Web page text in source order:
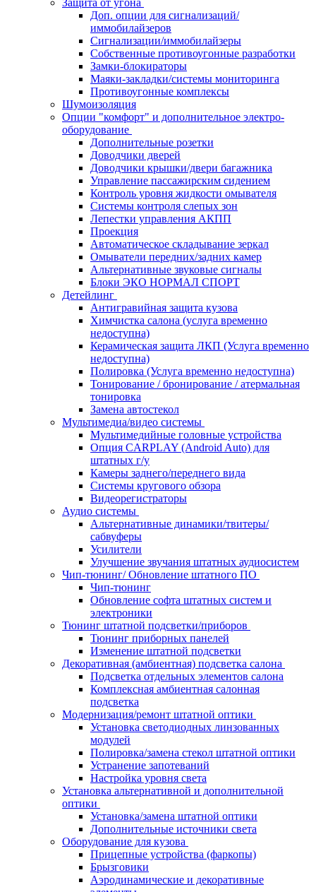
Защита от угона
Доп. опции для сигнализаций/
иммобилайзеров
Сигнализации/иммобилайзеры
Собственные противоугонные разработки
Замки-блокираторы
Маяки-закладки/системы мониторинга
Противоугонные комплексы
Шумоизоляция
Опции "комфорт" и дополнительное электро-
оборудование
Дополнительные розетки
Доводчики дверей
Доводчики крышки/двери багажника
Управление пассажирским сидением
Контроль уровня жидкости омывателя
Системы контроля слепых зон
Лепестки управления АКПП
Проекция
Автоматическое складывание зеркал
Омыватели передних/задних камер
Альтернативные звуковые сигналы
Блоки ЭКО НОРМАЛ СПОРТ
Детейлинг
Антигравийная защита кузова
Химчистка салона (услуга временно
недоступна)
Керамическая защита ЛКП (Услуга временно
недоступна)
Полировка (Услуга временно недоступна)
Тонирование / бронирование / атермальная
тонировка
Замена автостекол
Мультимедиа/видео системы
Мультимедийные головные устройства
Опция CARPLAY (Android Auto) для
штатных г/у
Камеры заднего/переднего вида
Системы кругового обзора
Видеорегистраторы
Аудио системы
Альтернативные динамики/твитеры/
сабвуферы
Усилители
Улучшение звучания штатных аудиосистем
Чип-тюнинг/ Обновление штатного ПО
Чип-тюнинг
Обновление софта штатных систем и
электроники
Тюнинг штатной подсветки/приборов
Тюнинг приборных панелей
Изменение штатной подсветки
Декоративная (амбиентная) подсветка салона
Подсветка отдельных элементов салона
Комплексная амбиентная салонная
подсветка
Модернизация/ремонт штатной оптики
Установка светодиодных линзованных
модулей
Полировка/замена стекол штатной оптики
Устранение запотеваний
Настройка уровня света
Установка альтернативной и дополнительной
оптики
Установка/замена штатной оптики
Дополнительные источники света
Оборудование для кузова
Прицепные устройства (фаркопы)
Брызговики
Аэродинамические и декоративные